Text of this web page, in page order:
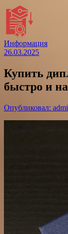
Информация
26.03.2025
Купить
быстро и
Опубликовал: